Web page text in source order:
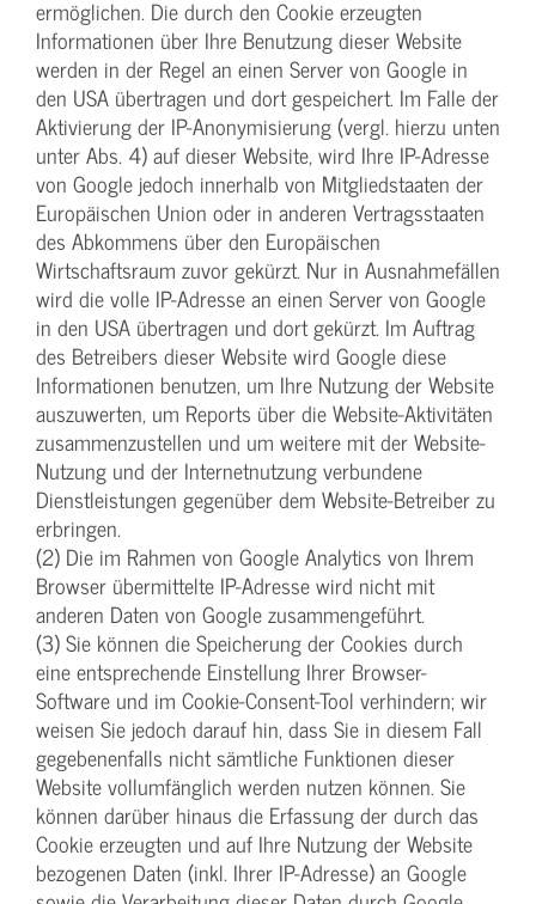
ermöglichen. Die durch den Cookie erzeugten
Informationen über Ihre Benutzung dieser Website
werden in der Regel an einen Server von Google in
den USA übertragen und dort gespeichert. Im Falle der
Aktivierung der IP-Anonymisierung (vergl. hierzu unten
unter Abs. 4) auf dieser Website, wird Ihre IP-Adresse
von Google jedoch innerhalb von Mitgliedstaaten der
Europäischen Union oder in anderen Vertragsstaaten
des Abkommens über den Europäischen
Wirtschaftsraum zuvor gekürzt. Nur in Ausnahmefällen
wird die volle IP-Adresse an einen Server von Google
in den USA übertragen und dort gekürzt. Im Auftrag
des Betreibers dieser Website wird Google diese
Informationen benutzen, um Ihre Nutzung der Website
auszuwerten, um Reports über die Website-Aktivitäten
zusammenzustellen und um weitere mit der Website-
Nutzung und der Internetnutzung verbundene
Dienstleistungen gegenüber dem Website-Betreiber zu
erbringen.
(2) Die im Rahmen von Google Analytics von Ihrem
Browser übermittelte IP-Adresse wird nicht mit
anderen Daten von Google zusammengeführt.
(3) Sie können die Speicherung der Cookies durch
eine entsprechende Einstellung Ihrer Browser-
Software und im Cookie-Consent-Tool verhindern; wir
weisen Sie jedoch darauf hin, dass Sie in diesem Fall
gegebenenfalls nicht sämtliche Funktionen dieser
Website vollumfänglich werden nutzen können. Sie
können darüber hinaus die Erfassung der durch das
Cookie erzeugten und auf Ihre Nutzung der Website
bezogenen Daten (inkl. Ihrer IP-Adresse) an Google